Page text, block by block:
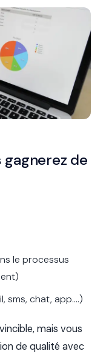
gagnerez de
le processus
sms, chat, app….)
mais vous
de qualité avec